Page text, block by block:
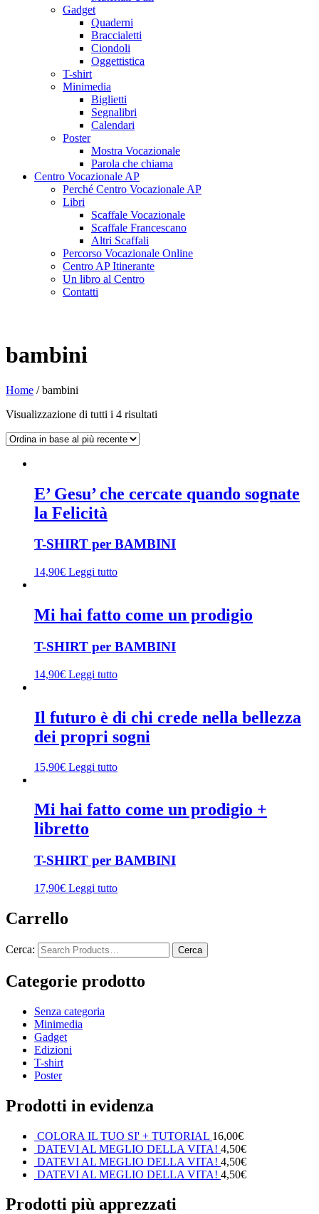
Gadget
Quaderni
Braccialetti
Ciondoli
Oggettistica
T-shirt
Minimedia
Biglietti
Segnalibri
Calendari
Poster
Mostra Vocazionale
Parola che chiama
Centro Vocazionale AP
Perché Centro Vocazionale AP
Libri
Scaffale Vocazionale
Scaffale Francescano
Altri Scaffali
Percorso Vocazionale Online
Centro AP Itinerante
Un libro al Centro
Contatti
bambini
Home /bambini
Visualizzazione di tutti i 4 risultati
E’ Gesu’ che cercate quando sognate
la Felicità
T-SHIRT per BAMBINI
14,90€ Leggi tutto
Mi hai fatto come un prodigio
T-SHIRT per BAMBINI
14,90€ Leggi tutto
Il futuro è di chi crede nella bellezza
dei propri sogni
15,90€ Leggi tutto
Mi hai fatto come un prodigio +
libretto
T-SHIRT per BAMBINI
17,90€ Leggi tutto
Carrello
Cerca:
Categorie prodotto
Senza categoria
Minimedia
Gadget
Edizioni
T-shirt
Poster
Prodotti in evidenza
COLORA IL TUO SI' + TUTORIAL 16,00€
DATEVI AL MEGLIO DELLA VITA! 4,50€
DATEVI AL MEGLIO DELLA VITA! 4,50€
DATEVI AL MEGLIO DELLA VITA! 4,50€
Prodotti più apprezzati